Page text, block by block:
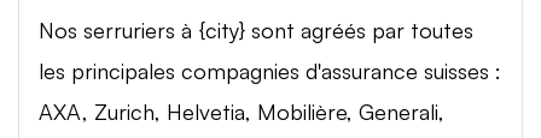
Nos serruriers à {city} sont agréés par toutes
les principales compagnies d'assurance suisses :
AXA, Zurich, Helvetia, Mobilière, Generali,